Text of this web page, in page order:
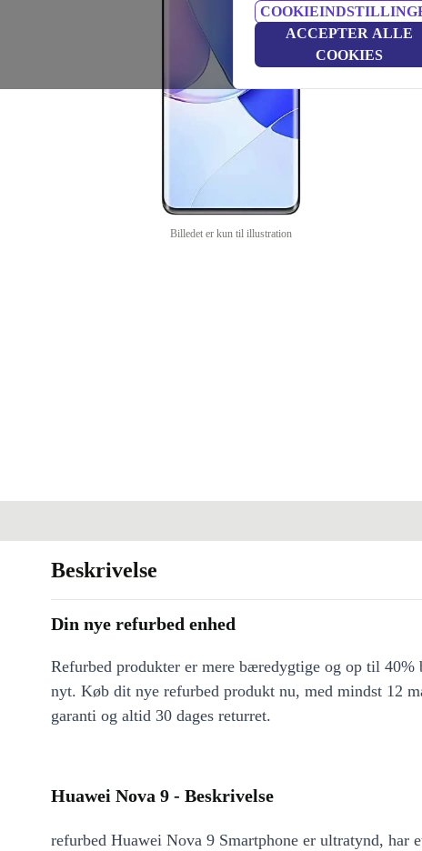
ACCEPTER ALLE
COOKIES
Billedet er kun til illustration
Beskrivelse
Din nye refurbed enhed
Refurbed produkter er mere bæredygtige og op til 40%
nyt. Køb dit nye refurbed produkt nu, med mindst 12
garanti og altid 30 dages returret.
Huawei Nova 9 - Beskrivelse
refurbed Huawei Nova 9 Smartphone er ultratynd, har